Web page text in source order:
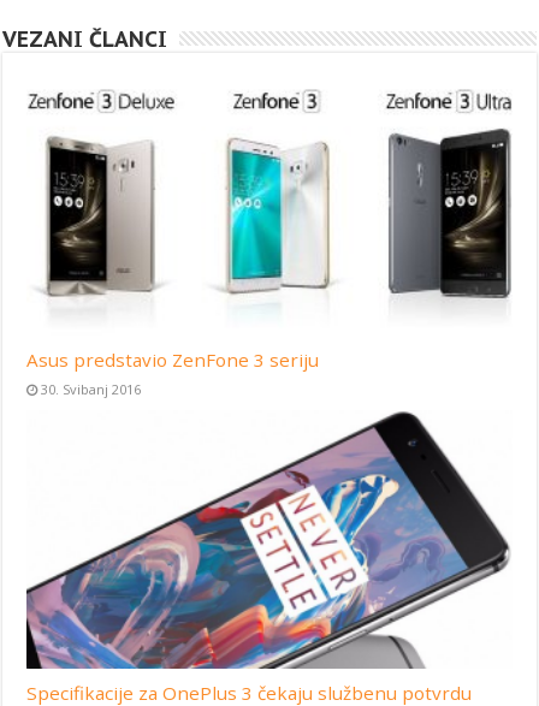
VEZANI ČLANCI
Asus predstavio ZenFone 3 seriju
30. Svibanj 2016
Specifikacije za OnePlus 3 čekaju službenu potvrdu